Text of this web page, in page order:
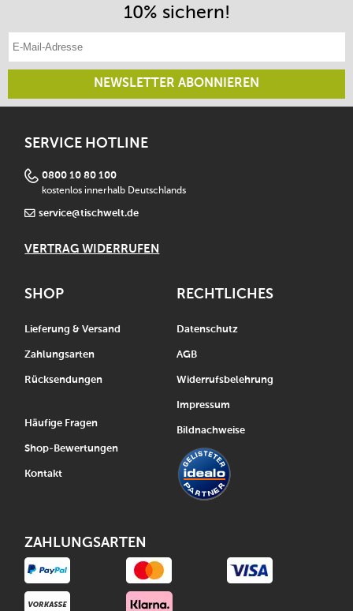
10% sichern!
E-Mail-Adresse eintragen
NEWSLETTER ABONNIEREN
SERVICE HOTLINE
0800 10 80 100
kostenlos innerhalb Deutschlands
service@tischwelt.de
VERTRAG WIDERRUFEN
SHOP
Lieferung & Versand
Zahlungsarten
Rücksendungen
Häufige Fragen
Shop-Bewertungen
Kontakt
RECHTLICHES
Datenschutz
AGB
Widerrufsbelehrung
Impressum
Bildnachweise
ZAHLUNGSARTEN